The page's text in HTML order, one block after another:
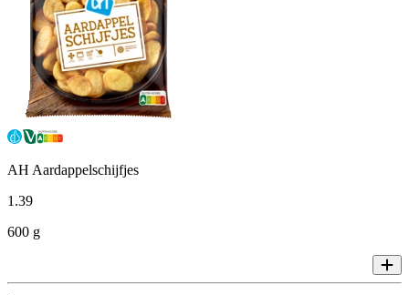
AH Aardappelschijfjes
1.39
600 g